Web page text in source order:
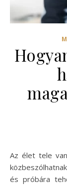
Az élet tele van váratlan helyzetekkel, amelyek bármikor
és próbára